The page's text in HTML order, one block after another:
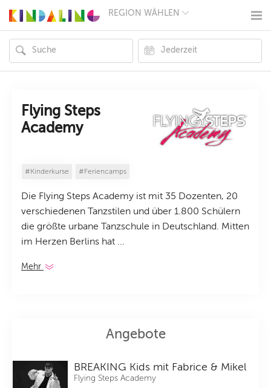
REGION WÄHLEN
MÜNCHEN
HAMBURG
FRANKFURT
KÖLN
HANNOVER
ANDERE
REGIONEN
Flying Steps
Academy
#Kinderkurse #Feriencamps
Die Flying Steps Academy ist mit 35 Dozenten, 20
verschiedenen Tanzstilen und über 1.800 Schülern
die größte urbane Tanzschule in Deutschland. Mitten
im Herzen Berlins hat ...
Mehr
Angebote
BREAKING Kids mit Fabrice & Mikel
Flying Steps Academy